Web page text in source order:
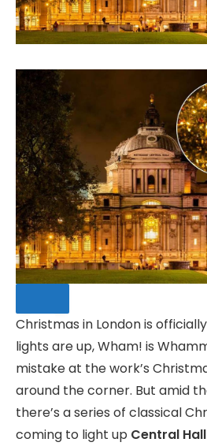
SAVE
Christmas in London is
lights are up, Wham! is
mistake at the work’s
around the corner. But amid
there’s a series of classical
coming to light up Central